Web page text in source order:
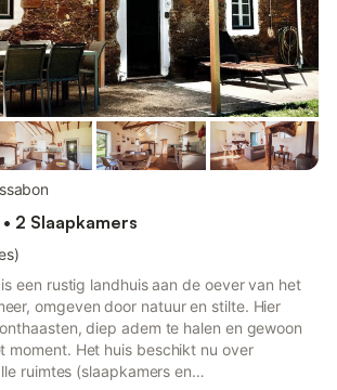
2 Slaapkamers
)
een rustig landhuis aan de oever van het
omgeven door natuur en stilte. Hier
diep adem te halen en gewoon
moment. Het huis beschikt nu over
ruimtes (slaapkamers en